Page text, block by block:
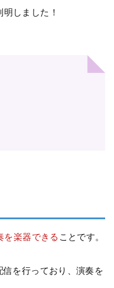
しました！
を楽器できる ことです。
を行っており、演奏を